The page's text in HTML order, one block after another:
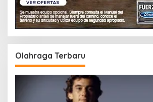
Olahraga Terbaru